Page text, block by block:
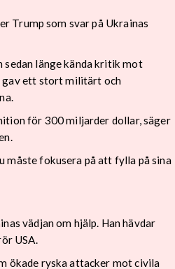
Trump som svar på Ukrainas
sedan länge kända kritik mot
gav ett stort militärt och
för 300 miljarder dollar, säger
måste fokusera på att fylla på sina
vädjan om hjälp. Han hävdar
USA.
ökade ryska attacker mot civila